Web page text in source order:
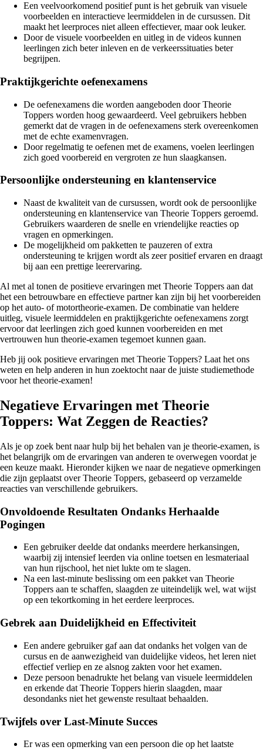
Een veelvoorkomend positief punt is het gebruik van visuele
voorbeelden en interactieve leermiddelen in de cursussen. Dit
maakt het leerproces niet alleen effectiever, maar ook leuker.
Door de visuele voorbeelden en uitleg in de videos kunnen
leerlingen zich beter inleven en de verkeerssituaties beter
begrijpen.
Praktijkgerichte oefenexamens
De oefenexamens die worden aangeboden door Theorie
Toppers worden hoog gewaardeerd. Veel gebruikers hebben
gemerkt dat de vragen in de oefenexamens sterk overeenkomen
met de echte examenvragen.
Door regelmatig te oefenen met de examens, voelen leerlingen
zich goed voorbereid en vergroten ze hun slaagkansen.
Persoonlijke ondersteuning en klantenservice
Naast de kwaliteit van de cursussen, wordt ook de persoonlijke
ondersteuning en klantenservice van Theorie Toppers geroemd.
Gebruikers waarderen de snelle en vriendelijke reacties op
vragen en opmerkingen.
De mogelijkheid om pakketten te pauzeren of extra
ondersteuning te krijgen wordt als zeer positief ervaren en draagt
bij aan een prettige leerervaring.
Al met al tonen de positieve ervaringen met Theorie Toppers aan dat
het een betrouwbare en effectieve partner kan zijn bij het voorbereiden
op het auto- of motortheorie-examen. De combinatie van heldere
uitleg, visuele leermiddelen en praktijkgerichte oefenexamens zorgt
ervoor dat leerlingen zich goed kunnen voorbereiden en met
vertrouwen hun theorie-examen tegemoet kunnen gaan.
Heb jij ook positieve ervaringen met Theorie Toppers? Laat het ons
weten en help anderen in hun zoektocht naar de juiste studiemethode
voor het theorie-examen!
Negatieve Ervaringen met Theorie
Toppers: Wat Zeggen de Reacties?
Als je op zoek bent naar hulp bij het behalen van je theorie-examen, is
het belangrijk om de ervaringen van anderen te overwegen voordat je
een keuze maakt. Hieronder kijken we naar de negatieve opmerkingen
die zijn geplaatst over Theorie Toppers, gebaseerd op verzamelde
reacties van verschillende gebruikers.
Onvoldoende Resultaten Ondanks Herhaalde
Pogingen
Een gebruiker deelde dat ondanks meerdere herkansingen,
waarbij zij intensief leerden via online toetsen en lesmateriaal
van hun rijschool, het niet lukte om te slagen.
Na een last-minute beslissing om een pakket van Theorie
Toppers aan te schaffen, slaagden ze uiteindelijk wel, wat wijst
op een tekortkoming in het eerdere leerproces.
Gebrek aan Duidelijkheid en Effectiviteit
Een andere gebruiker gaf aan dat ondanks het volgen van de
cursus en de aanwezigheid van duidelijke videos, het leren niet
effectief verliep en ze alsnog zakten voor het examen.
Deze persoon benadrukte het belang van visuele leermiddelen
en erkende dat Theorie Toppers hierin slaagden, maar
desondanks niet het gewenste resultaat behaalden.
Twijfels over Last-Minute Succes
Er was een opmerking van een persoon die op het laatste